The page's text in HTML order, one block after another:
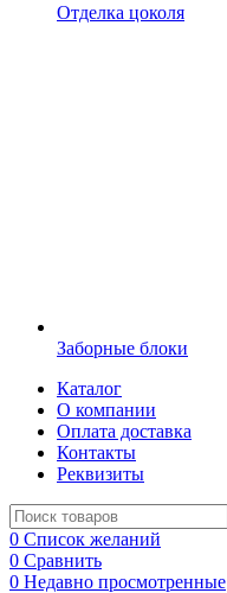
Отделка цоколя
Заборные блоки
Каталог
О компании
Оплата доставка
Контакты
Реквизиты
0 Список желаний
0 Сравнить
0 Недавно просмотренные